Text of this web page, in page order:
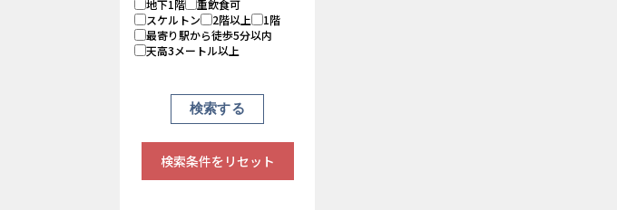
地下1階
重飲食可
スケルトン
2階以上
1階
最寄り駅から徒歩5分以内
天高3メートル以上
検索条件をリセット